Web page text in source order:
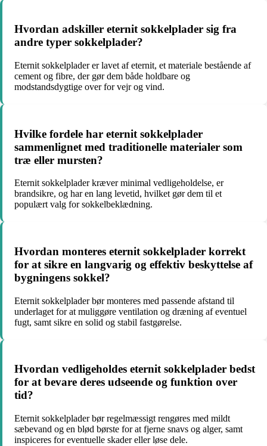
Hvordan adskiller eternit sokkelplader sig fra
andre typer sokkelplader?
Eternit sokkelplader er lavet af eternit, et materiale bestående af
cement og fibre, der gør dem både holdbare og
modstandsdygtige over for vejr og vind.
Hvilke fordele har eternit sokkelplader
sammenlignet med traditionelle materialer som
træ eller mursten?
Eternit sokkelplader kræver minimal vedligeholdelse, er
brandsikre, og har en lang levetid, hvilket gør dem til et
populært valg for sokkelbeklædning.
Hvordan monteres eternit sokkelplader korrekt
for at sikre en langvarig og effektiv beskyttelse af
bygningens sokkel?
Eternit sokkelplader bør monteres med passende afstand til
underlaget for at muliggøre ventilation og dræning af eventuel
fugt, samt sikre en solid og stabil fastgørelse.
Hvordan vedligeholdes eternit sokkelplader bedst
for at bevare deres udseende og funktion over
tid?
Eternit sokkelplader bør regelmæssigt rengøres med mildt
sæbevand og en blød børste for at fjerne snavs og alger, samt
inspiceres for eventuelle skader eller løse dele.